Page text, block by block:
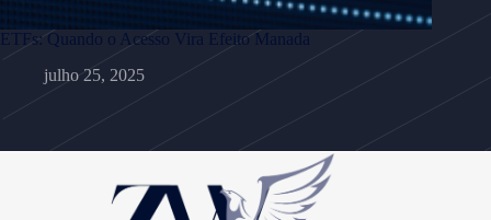
ETFs: Quando o Acesso Vira Efeito Manada
julho 25, 2025